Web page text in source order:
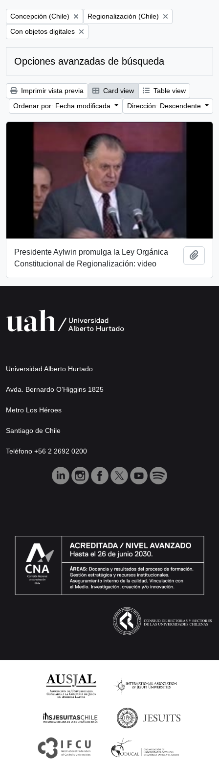
Remove filter:
Concepción (Chile) Remove filter:
Regionalización (Chile)
Remove filter:
Con objetos digitales
Opciones avanzadas de búsqueda
Imprimir vista previa Card view
Table view
Ordenar por: Fecha modificada
Dirección: Descendente
Presidente Aylwin promulga la Ley Orgánica
Constitucional de Regionalización: video
Universidad Alberto Hurtado
Avda. Bernardo O’Higgins 1825
Metro Los Héroes
Santiago de Chile
Teléfono +56 2 2692 0200